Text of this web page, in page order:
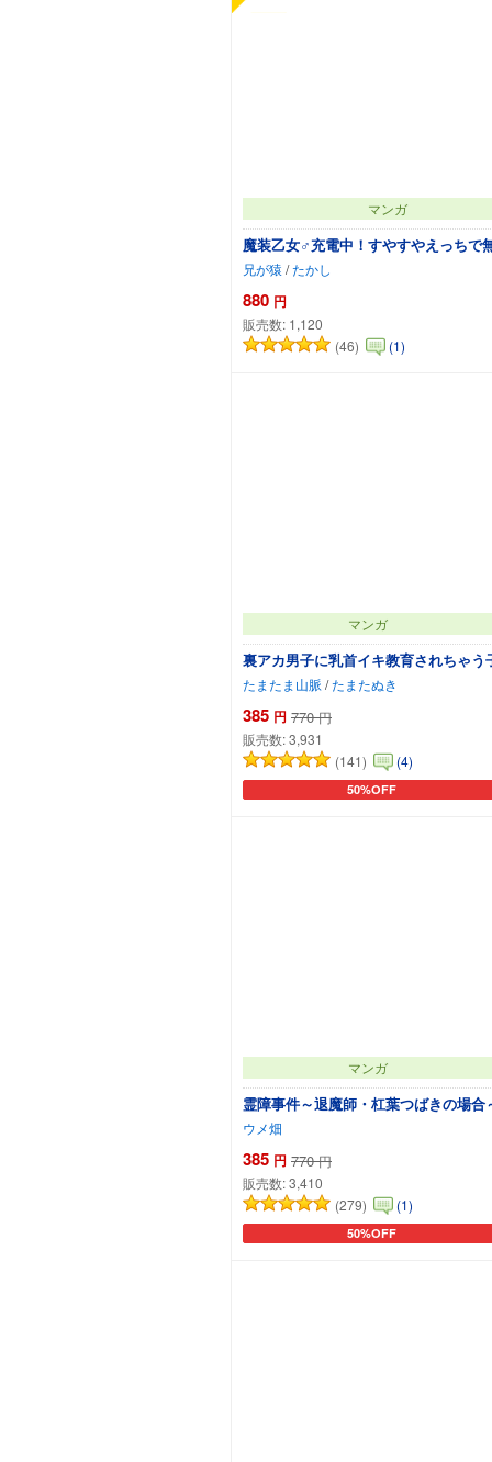
マンガ
魔装乙女♂充電中！すやすやえっちで
兄が猿 /たかし
880 円
販売数: 1,120
(46)
(1)
カートに追加
マンガ
裏アカ男子に乳首イキ教育されちゃう
たまたま山脈 /たまたぬき
385 円 770 円
販売数:3,931
(141)
(4)
50%OFF
カートに追加
マンガ
霊障事件～退魔師・杠葉つばきの場合
ウメ畑
385 円 770 円
販売数:3,410
(279)
(1)
50%OFF
カートに追加